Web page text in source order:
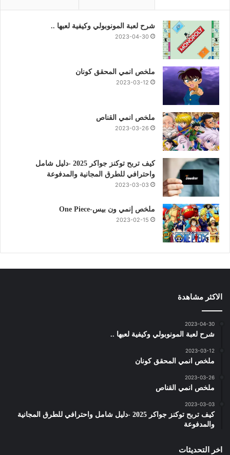
شرح لعبة المونوبولي وكيفية لعبها ..
2023-04-30
ملخص انمي المحقق كونان
2023-03-12
ملخص انمي القناص
2023-03-26
كيف تربح توكنز جواكر 2025 -دليل شامل
واحترافي للطرق المجانية والمدفوعة
2023-03-03
ملخص إنمي ون بيس-One Piece
2023-02-15
الاكثر مشاهدة
2023-04-30
شرح لعبة المونوبولي وكيفية لعبها ..
2023-03-12
ملخص انمي المحقق كونان
2023-03-26
ملخص انمي القناص
2023-03-03
كيف تربح توكنز جواكر 2025 -دليل شامل واحترافي للطرق المجانية
والمدفوعة
اخر التحديثات